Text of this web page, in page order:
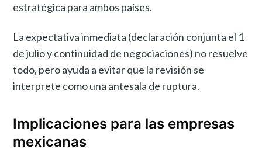
estratégica para ambos países.
La expectativa inmediata (declaración conjunta el 1
de julio y continuidad de negociaciones) no resuelve
todo, pero ayuda a evitar que la revisión se
interprete como una antesala de ruptura.
Implicaciones para las empresas
mexicanas